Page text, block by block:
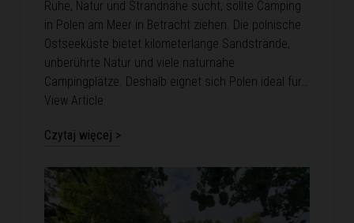
Ruhe, Natur und Strandnähe sucht, sollte Camping
in Polen am Meer in Betracht ziehen. Die polnische
Ostseeküste bietet kilometerlange Sandstrände,
unberührte Natur und viele naturnahe
Campingplätze. Deshalb eignet sich Polen ideal für…
View Article
Czytaj więcej >